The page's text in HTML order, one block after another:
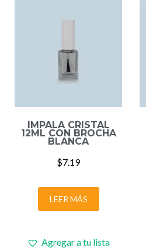
IMPALA CRISTAL
12ML CON BROCHA
BLANCA
$7.19
LEER MÁS
Agregar a tu lista